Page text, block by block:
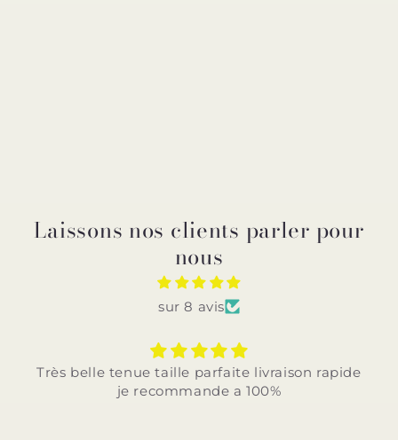
Laissons nos clients parler pour
nous
sur 8 avis
Très belle tenue taille parfaite livraison rapide
je recommande a 100%